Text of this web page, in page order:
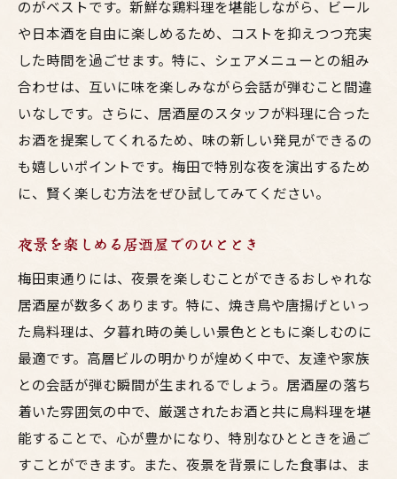
のがベストです。新鮮な鶏料理を堪能しながら、ビール
や日本酒を自由に楽しめるため、コストを抑えつつ充実
した時間を過ごせます。特に、シェアメニューとの組み
合わせは、互いに味を楽しみながら会話が弾むこと間違
いなしです。さらに、居酒屋のスタッフが料理に合った
お酒を提案してくれるため、味の新しい発見ができるの
も嬉しいポイントです。梅田で特別な夜を演出するため
に、賢く楽しむ方法をぜひ試してみてください。
夜景を楽しめる居酒屋でのひととき
梅田東通りには、夜景を楽しむことができるおしゃれな
居酒屋が数多くあります。特に、焼き鳥や唐揚げといっ
た鳥料理は、夕暮れ時の美しい景色とともに楽しむのに
最適です。高層ビルの明かりが煌めく中で、友達や家族
との会話が弾む瞬間が生まれるでしょう。居酒屋の落ち
着いた雰囲気の中で、厳選されたお酒と共に鳥料理を堪
能することで、心が豊かになり、特別なひとときを過ご
すことができます。また、夜景を背景にした食事は、ま